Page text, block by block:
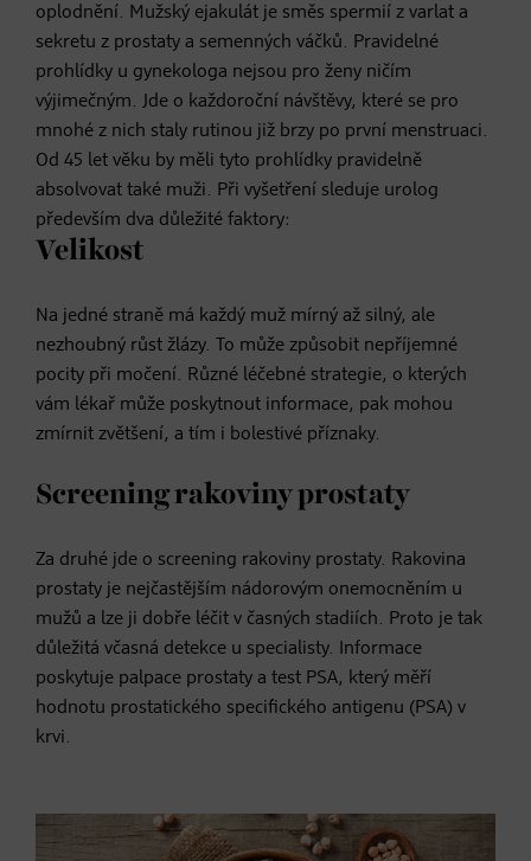
oplodnění. Mužský ejakulát je směs spermií z varlat a
sekretu z prostaty a semenných váčků. Pravidelné
prohlídky u gynekologa nejsou pro ženy ničím
výjimečným. Jde o každoroční návštěvy, které se pro
mnohé z nich staly rutinou již brzy po první menstruaci.
Od 45 let věku by měli tyto prohlídky pravidelně
absolvovat také muži. Při vyšetření sleduje urolog
především dva důležité faktory:
Velikost
Na jedné straně má každý muž mírný až silný, ale
nezhoubný růst žlázy. To může způsobit nepříjemné
pocity při močení. Různé léčebné strategie, o kterých
vám lékař může poskytnout informace, pak mohou
zmírnit zvětšení, a tím i bolestivé příznaky.
Screening rakoviny prostaty
Za druhé jde o screening rakoviny prostaty. Rakovina
prostaty je nejčastějším nádorovým onemocněním u
mužů a lze ji dobře léčit v časných stadiích. Proto je tak
důležitá včasná detekce u specialisty. Informace
poskytuje palpace prostaty a test PSA, který měří
hodnotu prostatického specifického antigenu (PSA) v
krvi.